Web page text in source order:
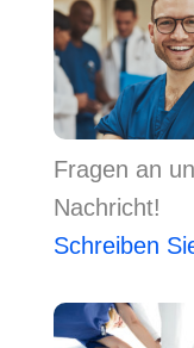
Fragen an
Nachricht!
Schreiben